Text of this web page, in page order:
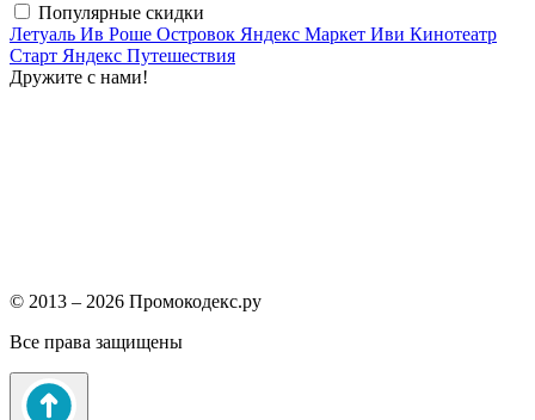
Популярные скидки
Летуаль Ив Роше Островок Яндекс Маркет Иви Кинотеатр
Старт Яндекс Путешествия
Дружите с нами!
© 2013 – 2026 Промокодекс.ру
Все права защищены